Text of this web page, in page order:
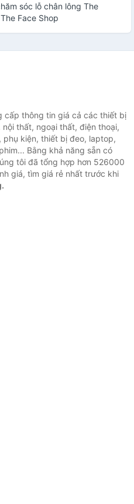
sóc lỗ chân lông The
Face Shop
cấp thông tin giá cả các thiết bị
thất, ngoại thất, điện thoại,
kiện, thiết bị đeo, laptop,
Bằng khả năng sẵn có
tôi đã tổng hợp hơn 526000
giá, tìm giá rẻ nhất trước khi